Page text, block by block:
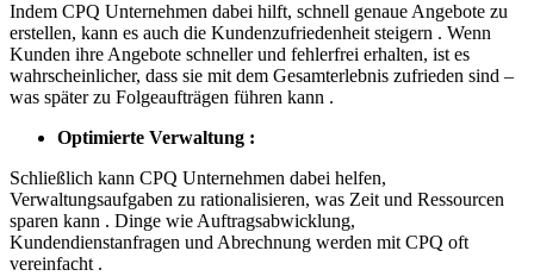
Indem CPQ Unternehmen dabei hilft, schnell genaue Angebote zu
erstellen, kann es auch die Kundenzufriedenheit steigern . Wenn
Kunden ihre Angebote schneller und fehlerfrei erhalten, ist es
wahrscheinlicher, dass sie mit dem Gesamterlebnis zufrieden sind –
was später zu Folgeaufträgen führen kann .
Optimierte Verwaltung :
Schließlich kann CPQ Unternehmen dabei helfen,
Verwaltungsaufgaben zu rationalisieren, was Zeit und Ressourcen
sparen kann . Dinge wie Auftragsabwicklung,
Kundendienstanfragen und Abrechnung werden mit CPQ oft
vereinfacht .